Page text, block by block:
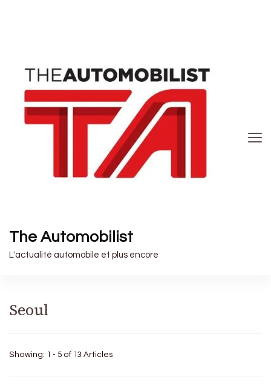
The Automobilist
L'actualité automobile et plus encore
Seoul
Showing: 1 - 5 of 13 Articles